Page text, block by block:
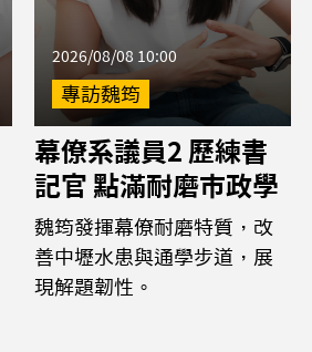
2026/08/08 10:00
專訪魏筠
幕僚系議員2 歷練書
記官 點滿耐磨市政學
魏筠發揮幕僚耐磨特質，改
善中壢水患與通學步道，展
現解題韌性。